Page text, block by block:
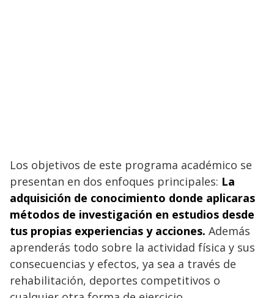
Los objetivos de este programa académico se
presentan en dos enfoques principales: La
adquisición de conocimiento donde aplicaras
métodos de investigación en estudios desde
tus propias experiencias y acciones. Además
aprenderás todo sobre la actividad física y sus
consecuencias y efectos, ya sea a través de
rehabilitación, deportes competitivos o